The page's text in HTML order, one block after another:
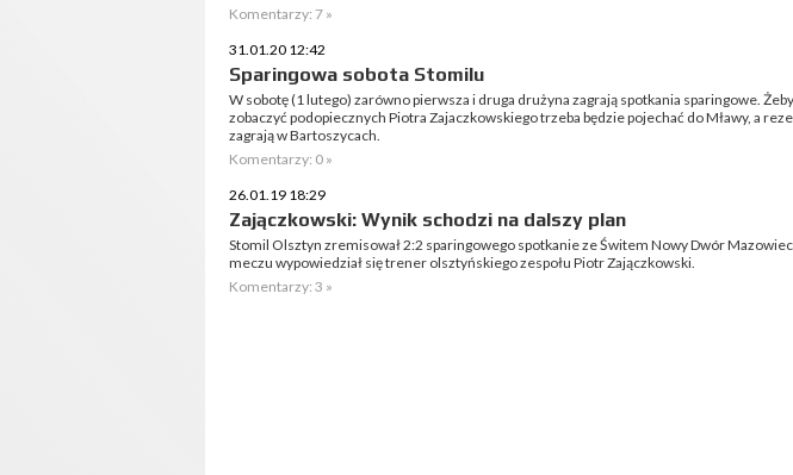
Komentarzy: 7 »
31.01.20 12:42
Sparingowa sobota Stomilu
W sobotę (1 lutego) zarówno pierwsza i druga drużyna zagrają spotkania sparingowe. Żeby
zobaczyć podopiecznych Piotra Zajaczkowskiego trzeba będzie pojechać do Mławy, a
zagrają w Bartoszycach.
Komentarzy: 0 »
26.01.19 18:29
Zajączkowski: Wynik schodzi na dalszy plan
Stomil Olsztyn zremisował 2:2 sparingowego spotkanie ze Świtem Nowy Dwór
meczu wypowiedział się trener olsztyńskiego zespołu Piotr Zajączkowski.
Komentarzy: 3 »